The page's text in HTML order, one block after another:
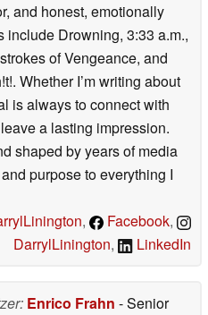
and honest, emotionally
include Drowning, 3:33 a.m.,
of Vengeance, and
Whether I’m writing about
is always to connect with
a lasting impression.
shaped by years of media
purpose to everything I
, Facebook,
DarrylLinington, LinkedIn
Enrico Frahn - Senior